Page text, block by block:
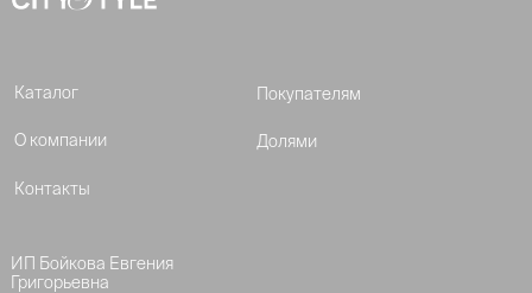
Каталог
О компании
Контакты
ИП Бойкова Евгения
Григорьевна
Покупателям
Долями